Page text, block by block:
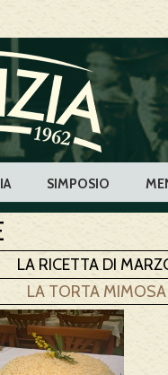
SIMPOSIO
LA RICETTA DI
LA TORTA MIMOSA